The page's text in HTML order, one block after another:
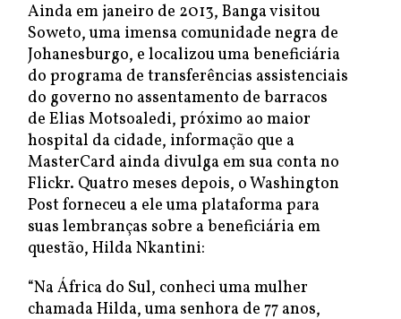
Ainda em janeiro de 2013, Banga visitou
Soweto, uma imensa comunidade negra de
Johanesburgo, e localizou uma beneficiária
do programa de transferências assistenciais
do governo no assentamento de barracos
de Elias Motsoaledi, próximo ao maior
hospital da cidade, informação que a
MasterCard ainda divulga em sua conta no
Flickr. Quatro meses depois, o Washington
Post forneceu a ele uma plataforma para
suas lembranças sobre a beneficiária em
questão, Hilda Nkantini:
“Na África do Sul, conheci uma mulher
chamada Hilda, uma senhora de 77 anos,